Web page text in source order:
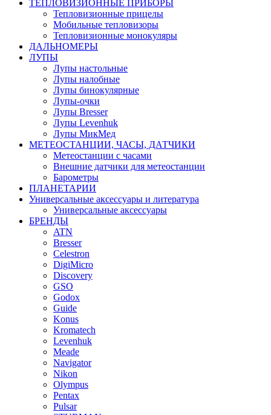
ТЕПЛОВИЗИОННЫЕ ПРИБОРЫ
Тепловизионные прицелы
Мобильные тепловизоры
Тепловизионные монокуляры
ДАЛЬНОМЕРЫ
ЛУПЫ
Лупы настольные
Лупы налобные
Лупы бинокулярные
Лупы-очки
Лупы Bresser
Лупы Levenhuk
Лупы МикМед
МЕТЕОСТАНЦИИ, ЧАСЫ, ДАТЧИКИ
Метеостанции с часами
Внешние датчики для метеостанции
Барометры
ПЛАНЕТАРИИ
Универсальные аксессуары и литература
Универсальные аксессуары
БРЕНДЫ
ATN
Bresser
Celestron
DigiMicro
Discovery
GSO
Godox
Guide
Konus
Kromatech
Levenhuk
Meade
Navigator
Nikon
Olympus
Pentax
Pulsar